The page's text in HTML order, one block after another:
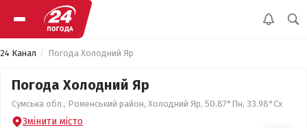
24 Канал Погода Холодний Яр
Погода Холодний Яр
Сумська обл., Роменський район, Холодний Яр, 50.87°Пн, 33.98°Сх
Змінити місто